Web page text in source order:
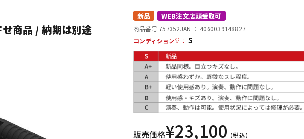
ウクレレ
その他楽器
レコーディン
グ機器
配信/ライブ
機器
商品 / 納期は別途
新品 WEB注文店頭受取可
商品番号 757352JAN ： 4060039148827
コンディション
： S
販売価格¥23,100 （税込）